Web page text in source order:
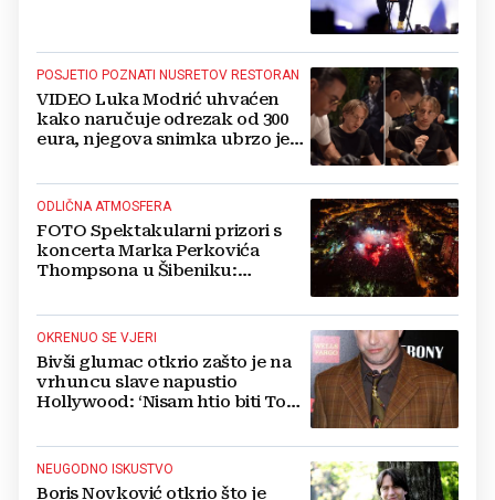
POSJETIO POZNATI NUSRETOV RESTORAN
VIDEO Luka Modrić uhvaćen
kako naručuje odrezak od 300
eura, njegova snimka ubrzo je
ODLIČNA ATMOSFERA
FOTO Spektakularni prizori s
koncerta Marka Perkovića
Thompsona u Šibeniku:
OKRENUO SE VJERI
Bivši glumac otkrio zašto je na
vrhuncu slave napustio
Hollywood: ‘Nisam htio biti Tom
NEUGODNO ISKUSTVO
Boris Novković otkrio što je